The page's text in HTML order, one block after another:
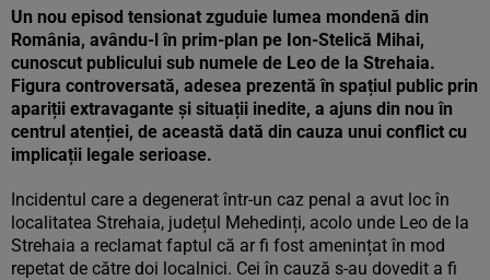
Un nou episod tensionat zguduie lumea mondenă din
România, avându-l în prim-plan pe Ion-Stelică Mihai,
cunoscut publicului sub numele de Leo de la Strehaia.
Figura controversată, adesea prezentă în spațiul public prin
apariții extravagante și situații inedite, a ajuns din nou în
centrul atenției, de această dată din cauza unui conflict cu
implicații legale serioase.
Incidentul care a degenerat într-un caz penal a avut loc în
localitatea Strehaia, județul Mehedinți, acolo unde Leo de la
Strehaia a reclamat faptul că ar fi fost amenințat în mod
repetat de către doi localnici. Cei în cauză s-au dovedit a fi